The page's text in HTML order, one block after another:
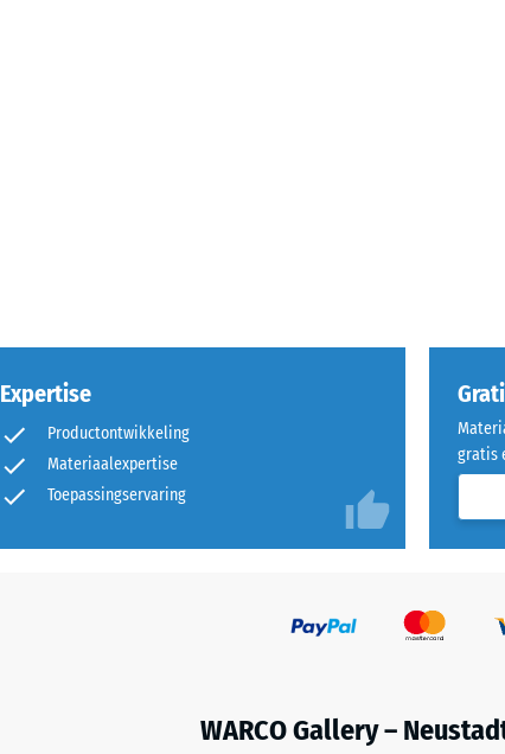
Expertise
Productontwikkeling
Materiaalexpertise
Toepassingservaring
gratis
WARCO Gallery –